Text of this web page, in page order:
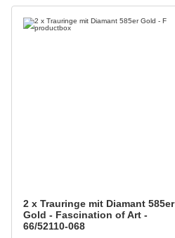
2 x Trauringe mit Diamant 585er
Gold - Fascination of Art -
66/52110-068